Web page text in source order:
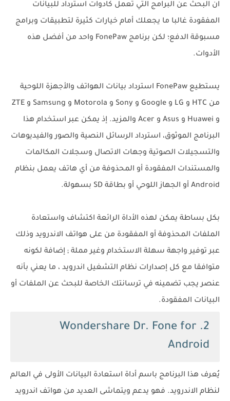
ان البحث عن البرامج التي تعمل كادوات استرداد للبيانات
المفقودة غالبا ما يجعلك أمام خيارات كثيرة لتطبيقات وبرامج
مسبوقة الدفع؛ لكن برنامج FonePaw واحد من أفضل هذه
الأدوات.
يستطيع FonePaw استرداد بيانات الهواتف والأجهزة اللوحية
من HTC و LG و Google و Sony و Motorola و Samsung و ZTE
و Huawei و Asus و Acer والمزيد. إذ يمكن عبر استخدام هذا
البرنامج الموثوق، استرداد الرسائل النصية والصور والفيديوهات
والتسجيلات الصوتية وجهات الاتصال وسجلات المكالمات
والمستندات المفقودة أو المحذوفة من أي هاتف يعمل بنظام
Android أو الجهاز اللوحي أو بطاقة SD بسهولة.
بكل بساطة يمكن لهذه الأداة الرائعة اكتشاف واستعادة
الملفات المحذوفة أو المفقودة من على هواتف الاندرويد وذلك
عبر توفير واجهة سهلة الاستخدام وغير مملة ; إضافة لكونه
متوافقا مع كل إصدارات نظام التشغيل اندرويد ، ما يعني بأنه
عنصر يجب تضمينه في ترسانتك الخاصة للبحث عن الملفات أو
البيانات المفقودة.
2. Wondershare Dr. Fone for
Android
يُعرف هذا البرنامج باسم أداة استعادة البيانات الأولى في العالم
لنظام الاندرويد. فهو يدعم ويتماشى العديد من هواتف اندرويد